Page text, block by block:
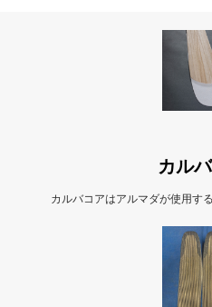
カル
カルバコアはアルマダが使用す